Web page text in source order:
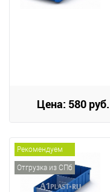
Цена: 580 руб.
Рекомендуем
Отгрузка из СПб